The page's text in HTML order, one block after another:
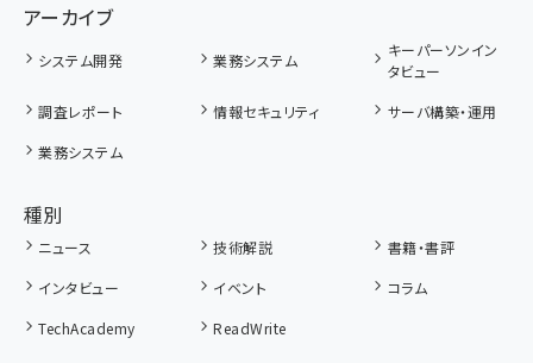
アーカイブ
システム開発 業務システム
キーパーソンイン
タビュー
調査レポート
情報セキュリティ
サーバ構築・運用
業務システム
種別
ニュース 技術解説
書籍・書評
インタビュー
イベント
コラム
TechAcademy
ReadWrite